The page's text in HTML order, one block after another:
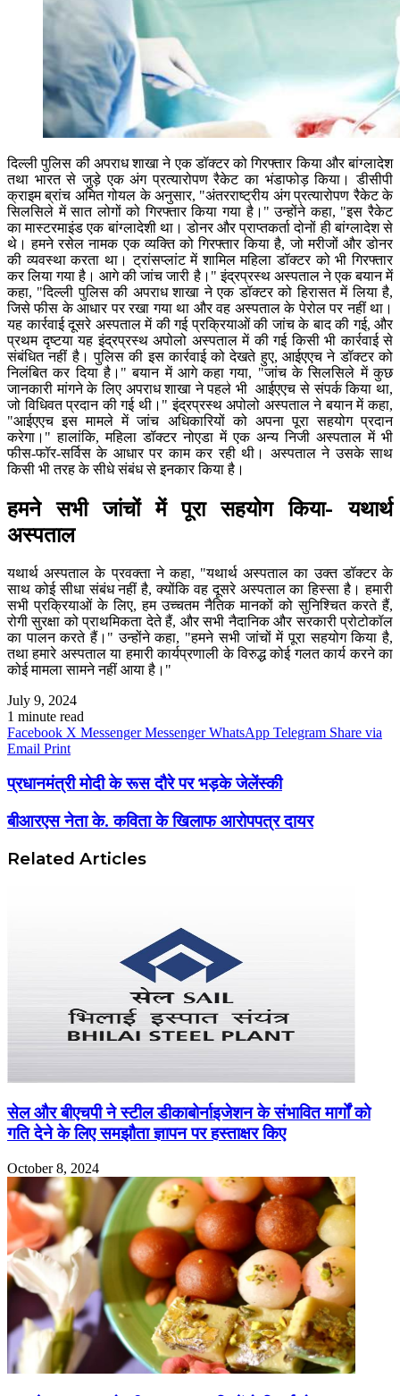
दिल्ली पुलिस की अपराध शाखा ने एक डॉक्टर को गिरफ्तार किया और बांग्लादेश
तथा भारत से जुड़े एक अंग प्रत्यारोपण रैकेट का भंडाफोड़ किया। डीसीपी
क्राइम ब्रांच अमित गोयल के अनुसार, "अंतरराष्ट्रीय अंग प्रत्यारोपण रैकेट के
सिलसिले में सात लोगों को गिरफ्तार किया गया है।" उन्होंने कहा, "इस रैकेट
का मास्टरमाइंड एक बांग्लादेशी था। डोनर और प्राप्तकर्ता दोनों ही बांग्लादेश से
थे। हमने रसेल नामक एक व्यक्ति को गिरफ्तार किया है, जो मरीजों और डोनर
की व्यवस्था करता था। ट्रांसप्लांट में शामिल महिला डॉक्टर को भी गिरफ्तार
कर लिया गया है। आगे की जांच जारी है।" इंद्रप्रस्थ अस्पताल ने एक बयान में
कहा, "दिल्ली पुलिस की अपराध शाखा ने एक डॉक्टर को हिरासत में लिया है,
जिसे फीस के आधार पर रखा गया था और वह अस्पताल के पेरोल पर नहीं था।
यह कार्रवाई दूसरे अस्पताल में की गई प्रक्रियाओं की जांच के बाद की गई, और
प्रथम दृष्टया यह इंद्रप्रस्थ अपोलो अस्पताल में की गई किसी भी कार्रवाई से
संबंधित नहीं है। पुलिस की इस कार्रवाई को देखते हुए, आईएएच ने डॉक्टर को
निलंबित कर दिया है।" बयान में आगे कहा गया, "जांच के सिलसिले में कुछ
जानकारी मांगने के लिए अपराध शाखा ने पहले भी आईएएच से संपर्क किया था,
जो विधिवत प्रदान की गई थी।" इंद्रप्रस्थ अपोलो अस्पताल ने बयान में कहा,
"आईएएच इस मामले में जांच अधिकारियों को अपना पूरा सहयोग प्रदान
करेगा।" हालांकि, महिला डॉक्टर नोएडा में एक अन्य निजी अस्पताल में भी
फीस-फॉर-सर्विस के आधार पर काम कर रही थी। अस्पताल ने उसके साथ
किसी भी तरह के सीधे संबंध से इनकार किया है।
हमने सभी जांचों में पूरा सहयोग किया- यथार्थ
अस्पताल
यथार्थ अस्पताल के प्रवक्ता ने कहा, "यथार्थ अस्पताल का उक्त डॉक्टर के
साथ कोई सीधा संबंध नहीं है, क्योंकि वह दूसरे अस्पताल का हिस्सा है। हमारी
सभी प्रक्रियाओं के लिए, हम उच्चतम नैतिक मानकों को सुनिश्चित करते हैं,
रोगी सुरक्षा को प्राथमिकता देते हैं, और सभी नैदानिक ​​और सरकारी प्रोटोकॉल
का पालन करते हैं।" उन्होंने कहा, "हमने सभी जांचों में पूरा सहयोग किया है,
तथा हमारे अस्पताल या हमारी कार्यप्रणाली के विरुद्ध कोई गलत कार्य करने का
कोई मामला सामने नहीं आया है।"
July 9, 2024
1 minute read
Facebook X Messenger Messenger WhatsApp Telegram Share via
Email Print
प्रधानमंत्री मोदी के रूस दौरे पर भड़के जेलेंस्की
बीआरएस नेता के. कविता के खिलाफ आरोपपत्र दायर
Related Articles
सेल और बीएचपी ने स्टील डीकाबोर्नाइजेशन के संभावित मार्गों को
गति देने के लिए समझौता ज्ञापन पर हस्ताक्षर किए
October 8, 2024